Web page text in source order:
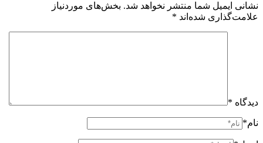
نشانی ایمیل شما منتشر نخواهد شد. بخش‌های موردنیاز
علامت‌گذاری شده‌اند *
دیدگاه *
نام*